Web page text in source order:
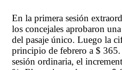
En la primera sesión
los concejales aprobaron
del pasaje único. Luego la
principio de febrero a $
sesión ordinaria, el